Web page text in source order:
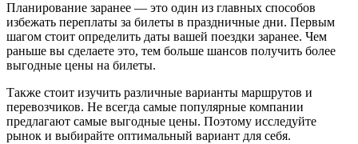
Планирование заранее — это один из главных способов
избежать переплаты за билеты в праздничные дни. Первым
шагом стоит определить даты вашей поездки заранее. Чем
раньше вы сделаете это, тем больше шансов получить более
выгодные цены на билеты.
Также стоит изучить различные варианты маршрутов и
перевозчиков. Не всегда самые популярные компании
предлагают самые выгодные цены. Поэтому исследуйте
рынок и выбирайте оптимальный вариант для себя.